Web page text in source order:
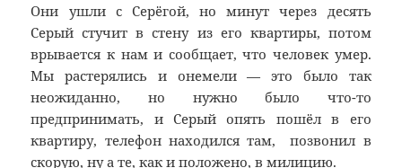
Они ушли с Серёгой, но минут через десять
Серый стучит в стену из его квартиры, потом
врывается к нам и сообщает, что человек умер.
Мы растерялись и онемели — это было так
неожиданно, но нужно было что-то
предпринимать, и Серый опять пошёл в его
квартиру, телефон находился там, позвонил в
скорую, ну а те, как и положено, в милицию.